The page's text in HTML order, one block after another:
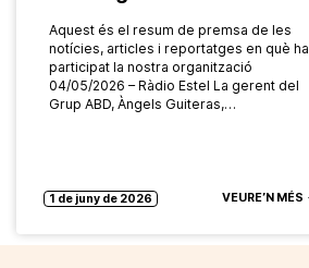
Aquest és el resum de premsa de les
notícies, articles i reportatges en què ha
participat la nostra organització
04/05/2026 – Ràdio Estel La gerent del
Grup ABD, Àngels Guiteras,…
1 de juny de 2026 VEURE’N MÉS